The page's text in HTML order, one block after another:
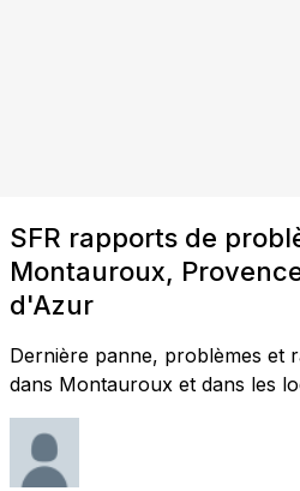
SFR rapports de
Montauroux,
d'Azur
Dernière panne, problèmes et
dans Montauroux et dans les